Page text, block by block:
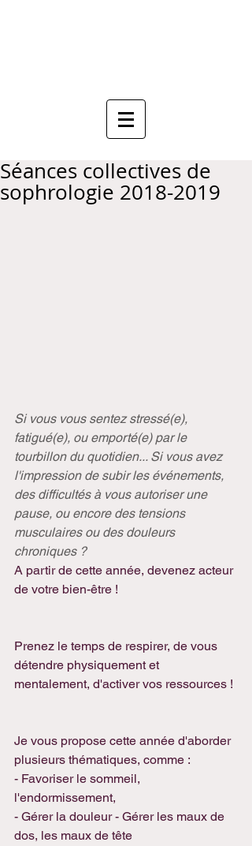
Séances collectives de
sophrologie 2018-2019
Si vous vous sentez stressé(e),
fatigué(e), ou emporté(e) par le
tourbillon du quotidien... Si vous avez
l'impression de subir les événements,
des difficultés à vous autoriser une
pause, ou encore des tensions
musculaires ou des douleurs
chroniques ?
A partir de cette année, devenez acteur
de votre bien-être !
Prenez le temps de respirer, de vous
détendre physiquement et
mentalement, d'activer vos ressources !
Je vous propose cette année d'aborder
plusieurs thématiques, comme :
- Favoriser le sommeil,
l'endormissement,
- Gérer la douleur - Gérer les maux de
dos, les maux de tête